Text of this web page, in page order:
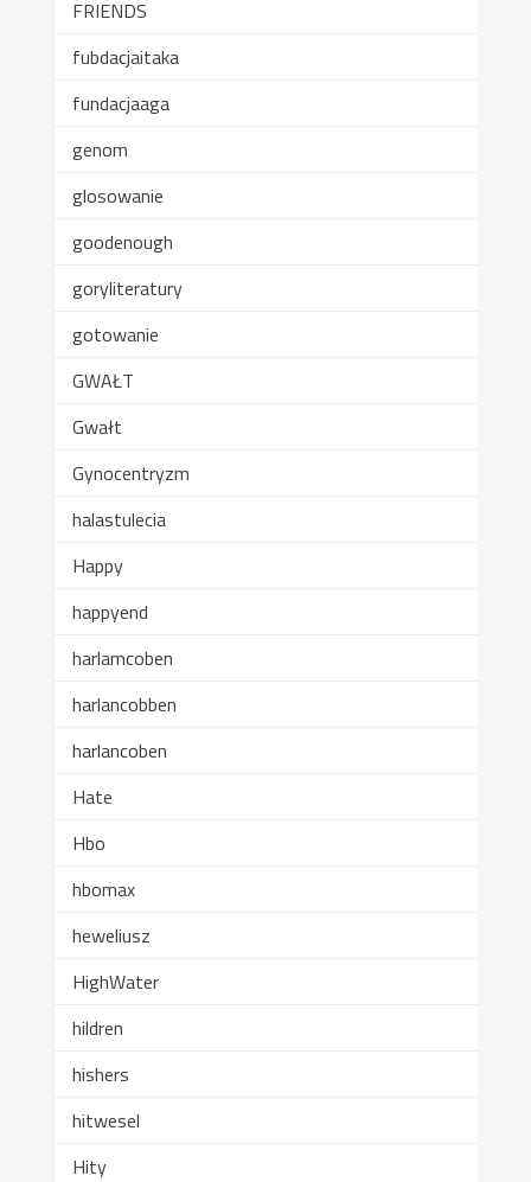
FRIENDS
fubdacjaitaka
fundacjaaga
genom
glosowanie
goodenough
goryliteratury
gotowanie
GWAŁT
Gwałt
Gynocentryzm
halastulecia
Happy
happyend
harlamcoben
harlancobben
harlancoben
Hate
Hbo
hbomax
heweliusz
HighWater
hildren
hishers
hitwesel
Hity